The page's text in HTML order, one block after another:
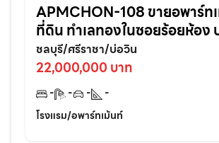
APMCHON-108 ขายอพาร์ท
ที่ดิน ทำเลทองในซอยร้อยห้อง
ศรีราชา ติดแหล่งชุมชนเหมาะล
อดทันที!
ชลบุรี/ศรีราชา/บ่อวิน
22,000,000 บาท
- - -
-
โรงแรม/อพาร์ทเม้นท์